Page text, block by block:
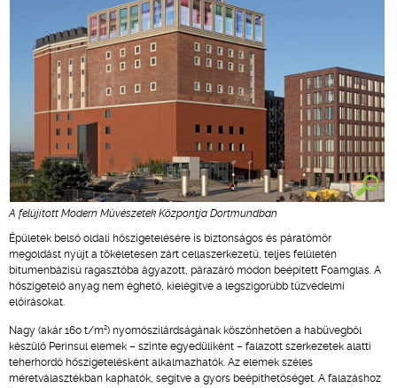
A felújított Modern Művészetek Központja Dortmundban
Épületek belső oldali hőszigetelésére is biztonságos és páratömör
megoldást nyújt a tökéletesen zárt cellaszerkezetű, teljes felületén
bitumenbázisú ragasztóba ágyazott, párazáró módon beépített Foamglas. A
hőszigetelő anyag nem éghető, kielégítve a legszigorúbb tűzvédelmi
előírásokat.
Nagy (akár 160 t/m2) nyomószilárdságának köszönhetően a habüvegből
készülő Perinsul elemek – szinte egyedüliként – falazott szerkezetek alatti
teherhordó hőszigetelésként alkalmazhatók. Az elemek széles
méretválasztékban kaphatók, segítve a gyors beépíthetőséget. A falazáshoz